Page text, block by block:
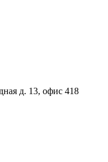
д. 13, офис 418